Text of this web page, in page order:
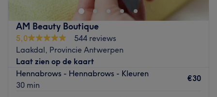
AM Beauty Boutique
5,0
544 reviews
Laakdal, Provincie Antwerpen
Laat zien op de kaart
Hennabrows - Hennabrows - Kleuren
30 min
€30